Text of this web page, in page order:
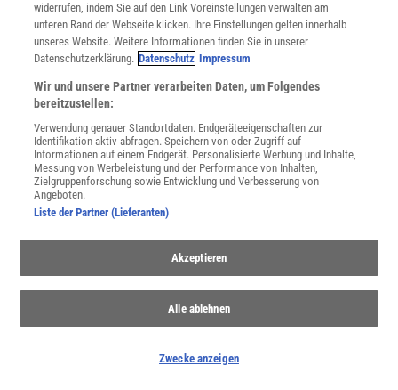
Spektrum.de-Newsletter abonnieren
JETZT ANMELDEN!
Sie können unsere Newsletter jederzeit wieder abbestellen. Infos zu unserem Umgang
mit Ihren personenbezogenen Daten finden Sie in unserer
SERVICES
Newsletter
Kontakt
Spektrum Shop
Presse
widerrufen, indem Sie auf den Link Voreinstellungen verwalten am
unteren Rand der Webseite klicken. Ihre Einstellungen gelten innerhalb
unseres Website. Weitere Informationen finden Sie in unserer
Datenschutzerklärung. Datenschutz Impressum
Wir und unsere Partner verarbeiten Daten, um Folgendes
bereitzustellen:
Verwendung genauer Standortdaten. Endgeräteeigenschaften zur
Identifikation aktiv abfragen. Speichern von oder Zugriff auf
Informationen auf einem Endgerät. Personalisierte Werbung und Inhalte,
Messung von Werbeleistung und der Performance von Inhalten,
Zielgruppenforschung sowie Entwicklung und Verbesserung von
Angeboten.
Liste der Partner (Lieferanten)
Akzeptieren
Alle ablehnen
Zwecke anzeigen